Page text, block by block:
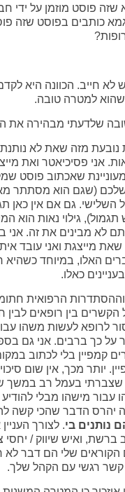
שזה פוסט מוזמן על ידי
כותבים בפוסט שזה
חייב. הכוונה היא
למטרה טובה.
שלדעתי מבהירה את
נובעת מזה שאת לא
אני פסיכיאטר ואת
שאכתוב פוסט
שלכם (שגם הוא מסתתר
השלישי. גם אם אין כאן
גילוי נאות הוא
לא מבינים את זה. אני
שאת מייצגת ואני עובד
האלו, במיוחד כשהיא
כאלו.
הרפואית
הקשרים בין רופאים לבין
לרופא לעשות משהו
על כך ברבים. אני גם
קמפיין בלי לכתוב
יותר מכך, אין שום
שצברתי בעמל רב במשך
מישהו מבלי להודיע
יהרס הדבר שהכי קשה
נותנים בי. לצורך
ברשת, ואיש שיווק / יחסי
שלי הם דבר לא
קשר רגשי עם הקהל שלך.